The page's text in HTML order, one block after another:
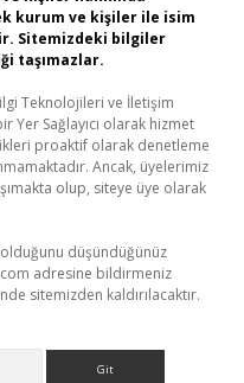
kurum ve kişiler ile isim
Sitemizdeki bilgiler
taşımazlar.
Teknolojileri ve İletişim
Yer Sağlayıcı olarak hizmet
proaktif olarak denetleme
Ancak, üyelerimiz
olup, siteye üye olarak
olduğunu düşündüğünüz
adresine bildirmeniz
sitemizden kaldırılacaktır.